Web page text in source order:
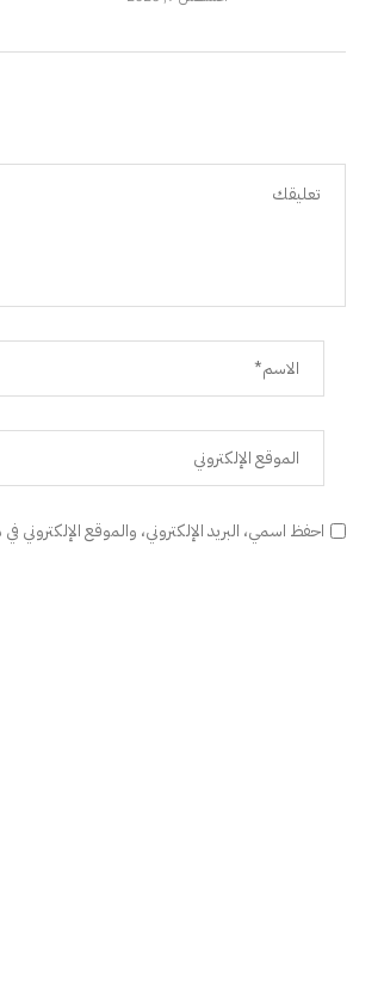
احفظ اسمي، البريد الإلكتروني، والموقع